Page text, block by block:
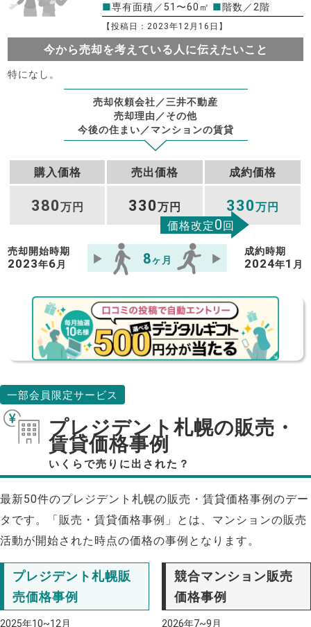
■専有面積／51〜60㎡ ■階数／2階
【投稿日：2023年12月16日】
今から売却を考えている人に伝えたいこと
特になし。
売却依頼会社／三井不動産
売却理由／その他
今後の住まい／マンションの賃貸
購入価格 売出価格 成約価格
380万円 330万円 330万円
価格改定0回
売却開始時期
2023年6 月 8ヶ月
成約時期
2024年1 月
一部会員限定サービス
プレジデント札幌の販売・
賃貸価格事例
いくらで売りに出された？
最新50件のプレジデント札幌の販売・賃貸価格事例のデー
タです。「販売・賃貸価格事例」とは、マンションの販売
活動が開始された時点の価格の事例となります。
プレジデント札幌販
売価格事例
2025年10~12月
競合マンション販売
価格事例
2026年7~9月